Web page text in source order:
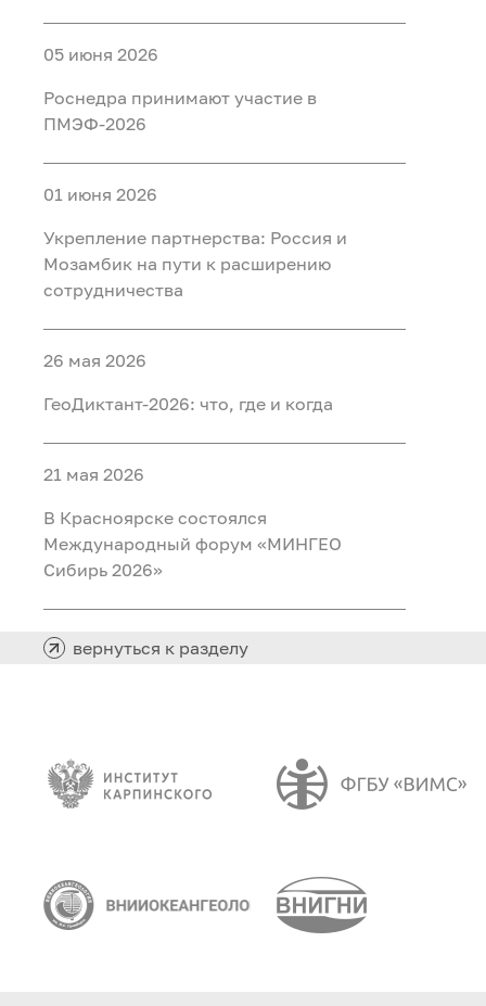
05 июня 2026
Роснедра принимают участие в
ПМЭФ-2026
01 июня 2026
Укрепление партнерства: Россия и
Мозамбик на пути к расширению
сотрудничества
26 мая 2026
ГеоДиктант-2026: что, где и когда
21 мая 2026
В Красноярске состоялся
Международный форум «МИНГЕО
Сибирь 2026»
вернуться к разделу